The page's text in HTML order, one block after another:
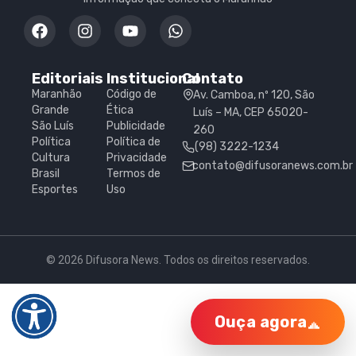
Editoriais
Maranhão
Grande
São Luís
Política
Cultura
Brasil
Esportes
Institucional
Código de
Ética
Publicidade
Política de
Privacidade
Termos de
Uso
Contato
Av. Camboa, nº 120, São
Luís – MA, CEP 65020-
260
(98) 3222-1234
contato@difusoranews.com.br
© 2026 Difusora News. Todos os direitos reservados.
Ouça agora